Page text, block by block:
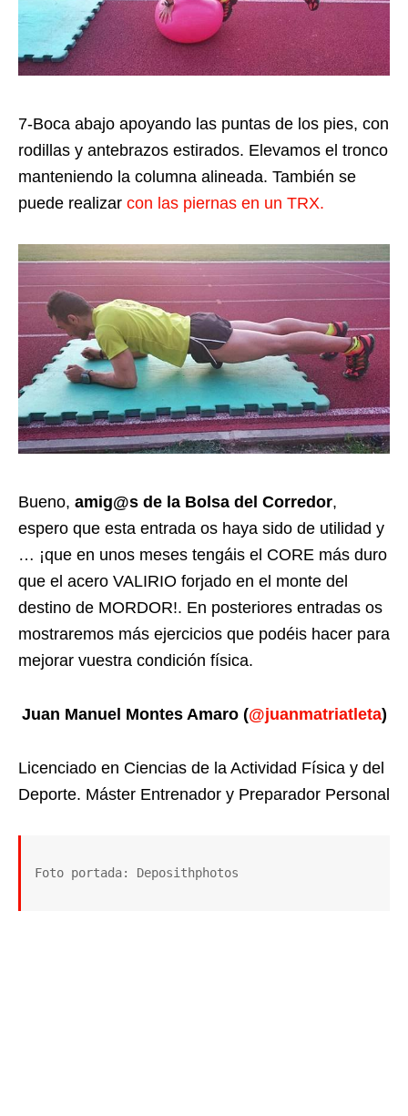
7-Boca abajo apoyando las puntas de los pies, con
rodillas y antebrazos estirados. Elevamos el tronco
manteniendo la columna alineada. También se
puede realizar con las piernas en un TRX.
Bueno, amig@s de la Bolsa del Corredor,
espero que esta entrada os haya sido de utilidad y
… ¡que en unos meses tengáis el CORE más duro
que el acero VALIRIO forjado en el monte del
destino de MORDOR!. En posteriores entradas os
mostraremos más ejercicios que podéis hacer para
mejorar vuestra condición física.
Juan Manuel Montes Amaro (@juanmatriatleta)
Licenciado en Ciencias de la Actividad Física y del
Deporte. Máster Entrenador y Preparador Personal
Foto portada: Deposithphotos